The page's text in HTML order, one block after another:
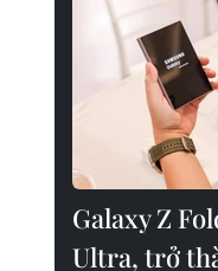
Galaxy Z
Ultra, trở